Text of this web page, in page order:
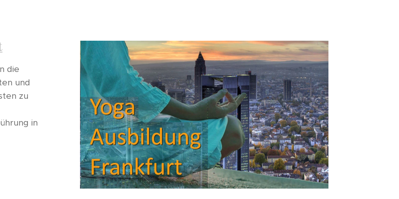
die
und
zu
in